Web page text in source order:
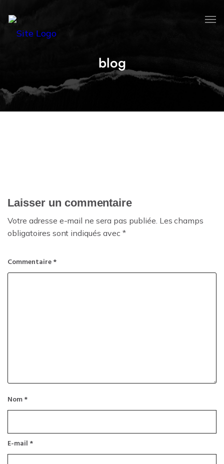
blog
Laisser un commentaire
Votre adresse e-mail ne sera pas publiée. Les champs
obligatoires sont indiqués avec *
Commentaire*
Nom*
E-mail *